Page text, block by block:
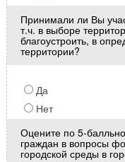
Принимали ли Вы
т.ч. в выборе
благоустроить, в
территории?
Да
Нет
Оцените по 5-
граждан в вопросы
городской среды в